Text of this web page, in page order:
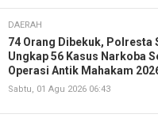
DAERAH
74 Orang Dibekuk, Polresta
Ungkap 56 Kasus Narkoba
Operasi Antik Mahakam
Sabtu, 01 Agu 2026 06:43